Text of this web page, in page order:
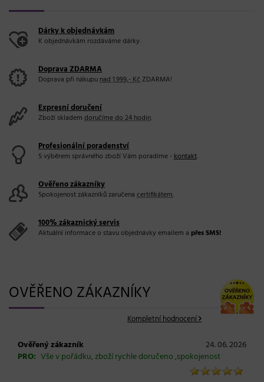
Dárky k objednávkám
K objednávkám rozdáváme dárky.
Doprava ZDARMA
Doprava při nákupunad 1.999,- KčZDARMA!
Expresní doručení
Zboží skladem doručíme do 24 hodin.
Profesionální poradenství
S výběrem správného zboží Vám poradíme -kontakt.
Ověřeno zákazníky
Spokojenost zákazníků zaručena certifikátem.
100% zákaznický servis
Aktuální informace o stavu objednávky emailem a přes SMS!
OVĚŘENO ZÁKAZNÍKY
Kompletní hodnocení
Ověřený zákazník
24. 06. 2026
PRO: Vše v pořádku, zboží rychle doručeno ,spokojenost